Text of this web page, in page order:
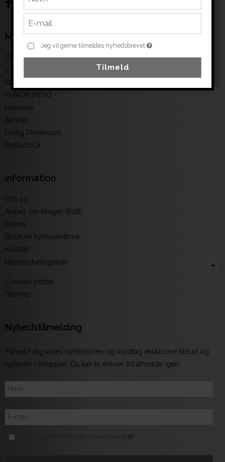
Mærker
Clean & easy
Color
Ekseption
FUSION MESO
Hairaway
ItalWax
Living Dimension
ReflectoCil
Information
Om os
Ansøg om bruger (B2B)
Events
Book en konsulenttime
Kontakt
Handelsbetingelser
Cookies politik
Sitemap
Nyhedstilmelding
Tilmeld dig vores nyhedsbrev og modtag eksklusive tilbud og
nyheder i shoppen. Du kan til enhver tid afmelde igen.
Jeg vil gerne tilmeldes nyhedsbrevet
Tilmeld